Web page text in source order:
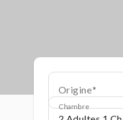
Origine
Chambre